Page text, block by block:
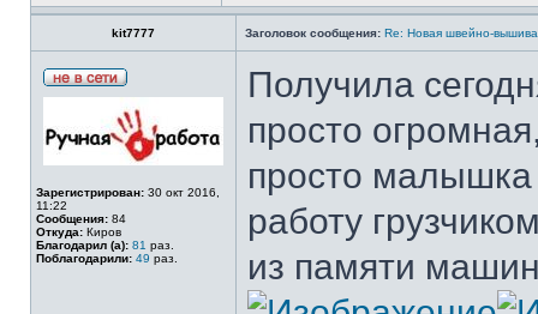
kit7777 Заголовок сообщения: Re: Новая швейно-
Зарегистрирован: 30 окт 2016,
11:22
Сообщения: 84
Откуда: Киров
Благодарил (а): 81 раз.
Поблагодарили: 49 раз.
Получила
просто
просто
работу
из памяти